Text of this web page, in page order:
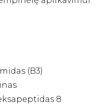
(B3)
8